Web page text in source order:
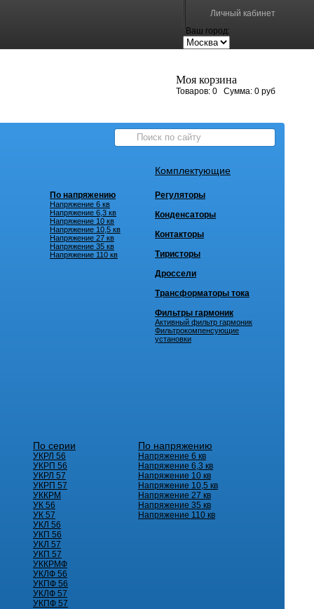
Личный кабинет
Ваш город:
Моя корзина
Товаров: 0 Сумма: 0 руб
По напряжению
Напряжение 6 кв
Напряжение 6,3 кв
Напряжение 10 кв
Напряжение 10,5 кв
Напряжение 27 кв
Напряжение 35 кв
Напряжение 110 кв
Комплектующие
Регуляторы
Конденсаторы
Контакторы
Тиристоры
Дроссели
Трансформаторы тока
Фильтры гармоник
Активный фильтр гармоник
Фильтрокомпенсующие
установки
По серии
УКРЛ 56
УКРП 56
УКРЛ 57
УКРП 57
УККРМ
УК 56
УК 57
УКЛ 56
УКП 56
УКЛ 57
УКП 57
УККРМФ
УКЛФ 56
УКПФ 56
УКЛФ 57
УКПФ 57
По напряжению
Напряжение 6 кв
Напряжение 6,3 кв
Напряжение 10 кв
Напряжение 10,5 кв
Напряжение 27 кв
Напряжение 35 кв
Напряжение 110 кв